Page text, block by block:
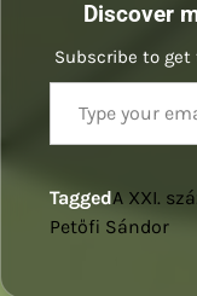
Discover
Subscribe to
Type your email…
TaggedA XXI.
Petőfi Sándor